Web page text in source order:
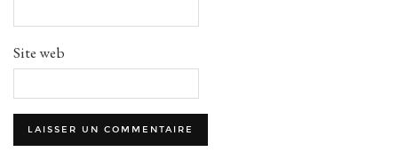
Site web